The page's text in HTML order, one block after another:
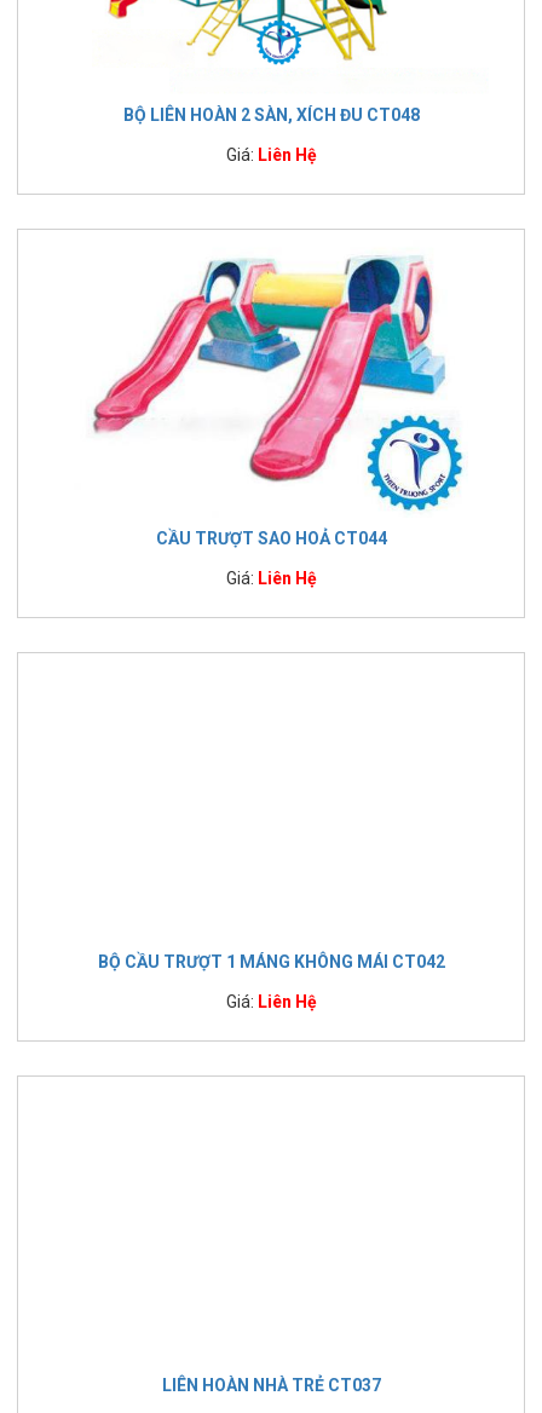
BỘ LIÊN HOÀN 2 SÀN, XÍCH ĐU CT048
Giá: Liên Hệ
CẦU TRƯỢT SAO HOẢ CT044
Giá: Liên Hệ
BỘ CẦU TRƯỢT 1 MÁNG KHÔNG MÁI CT042
Giá: Liên Hệ
LIÊN HOÀN NHÀ TRẺ CT037